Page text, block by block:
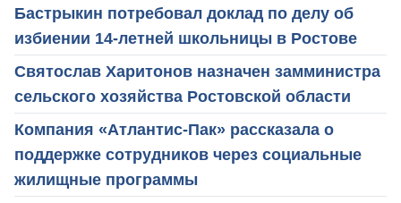
Бастрыкин потребовал доклад по делу об
избиении 14-летней школьницы в Ростове
Святослав Харитонов назначен замминистра
сельского хозяйства Ростовской области
Компания «Атлантис-Пак» рассказала о
поддержке сотрудников через социальные
жилищные программы